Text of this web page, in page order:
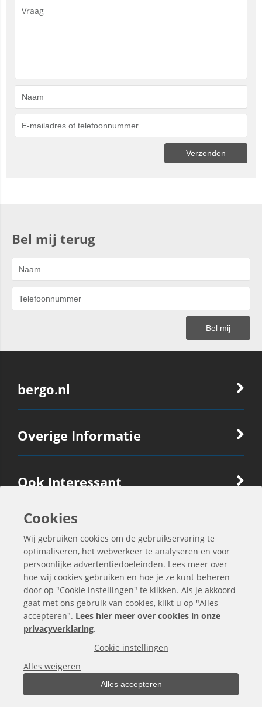
Bel mij terug
bergo.nl
Overige Informatie
Ook Interessant
Contactgegevens
Alle bedragen zijn exclusief BTW
Cookies
Wij gebruiken cookies om de gebruikservaring te
optimaliseren, het webverkeer te analyseren en voor
persoonlijke advertentiedoeleinden. Lees meer over
hoe wij cookies gebruiken en hoe je ze kunt beheren
door op "Cookie instellingen" te klikken. Als je akkoord
gaat met ons gebruik van cookies, klikt u op "Alles
accepteren". Lees hier meer over cookies in onze
privacyverklaring.
Cookie instellingen
Alles weigeren
Alles accepteren